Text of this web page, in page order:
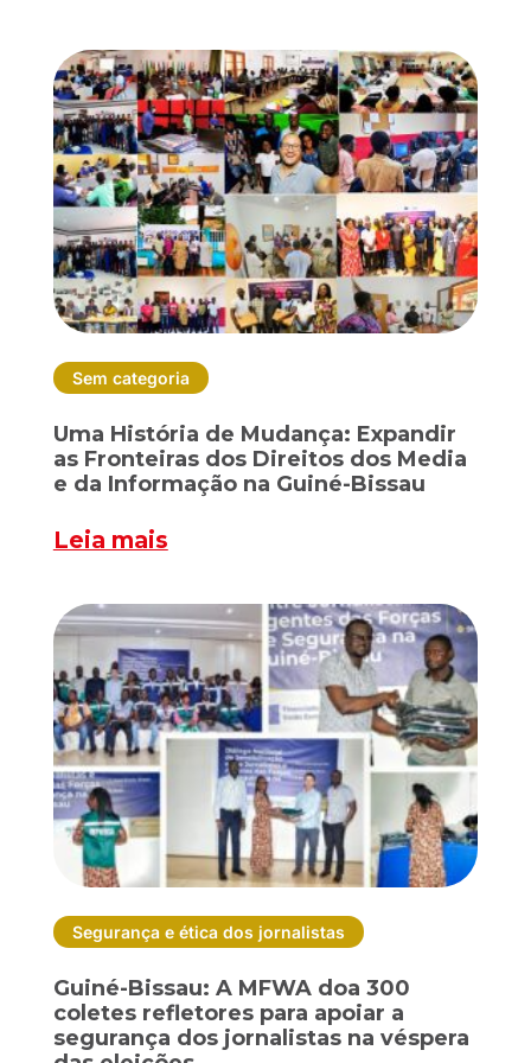
Sem categoria
Uma História de Mudança: Expandir
as Fronteiras dos Direitos dos Media
e da Informação na Guiné-Bissau
Leia mais
Segurança e ética dos jornalistas
Guiné-Bissau: A MFWA doa 300
coletes refletores para apoiar a
segurança dos jornalistas na véspera